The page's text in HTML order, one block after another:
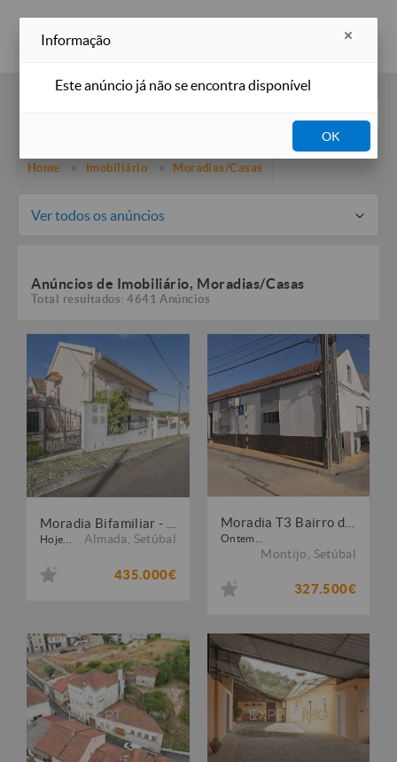
Home Imobiliário Moradias/Casas
Ver todos os anúncios
Anúncios de Imobiliário, Moradias/Casas
Total resultados: 4641 Anúncios
Hoje... Almada Setúbal
435.000€
Ontem...
Montijo Setúbal
327.500€
Informação
Este anúncio já não se encontra disponível
OK